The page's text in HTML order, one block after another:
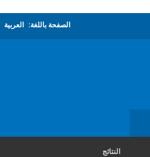
الصفحة باللغة: العربية
النتائج